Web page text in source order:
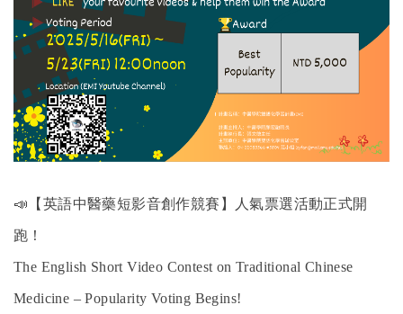
📣 【英語中醫藥短影音創作競賽】人氣票選活動正式開
跑！
The English Short Video Contest on Traditional Chinese
Medicine – Popularity Voting Begins!